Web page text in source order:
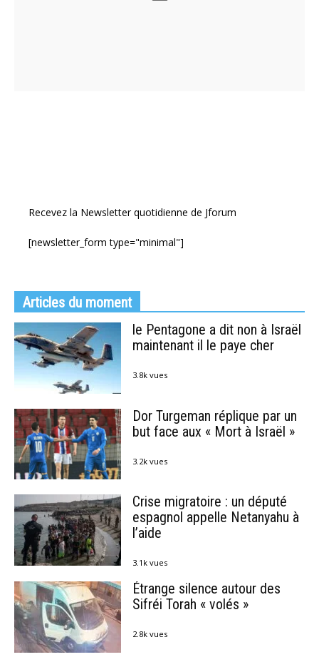
Recevez la Newsletter quotidienne de Jforum
[newsletter_form type="minimal"]
Articles du moment
le Pentagone a dit non à Israël
maintenant il le paye cher
3.8k vues
Dor Turgeman réplique par un
but face aux « Mort à Israël »
3.2k vues
Crise migratoire : un député
espagnol appelle Netanyahu à
l’aide
3.1k vues
Étrange silence autour des
Sifréi Torah « volés »
2.8k vues